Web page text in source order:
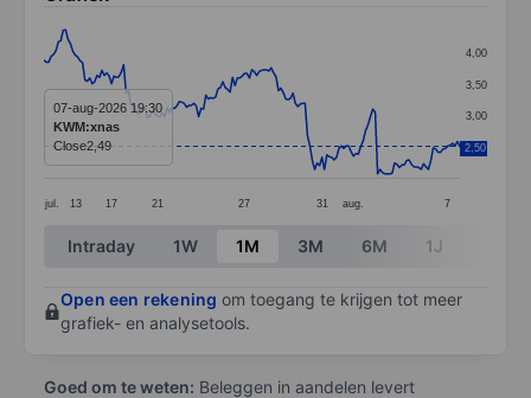
Line chart with 173 data points.
The chart has 1 X axis displaying categories.
The chart has 1 Y axis displaying values. Data
jul. 13 17 21 27 31 aug. 7
2,50
3,00
3,50
4,00
2,50
07-aug-2026 19:30
KWM:xnas
Close2,49
End of interactive chart.
Intraday 1W 1M 3M 6M 1J
Open een rekening om toegang te krijgen tot meer
grafiek- en analysetools.
Goed om te weten: Beleggen in aandelen levert